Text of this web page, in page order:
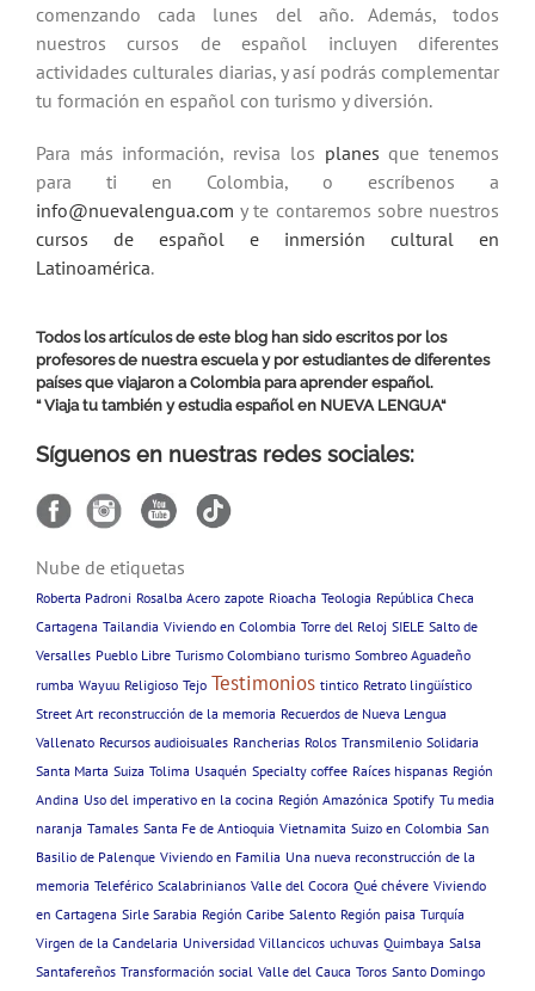
comenzando cada lunes del año. Además, todos
nuestros cursos de español incluyen diferentes
actividades culturales diarias, y así podrás complementar
tu formación en español con turismo y diversión.
Para más información, revisa los planesque tenemos
para ti en Colombia, o escríbenos a
info@nuevalengua.com y te contaremos sobre nuestros
cursos de español e inmersión cultural en
Latinoamérica.
Todos los artículos de este blog han sido escritos por los
profesores de nuestra escuela y por estudiantes de diferentes
países que viajaron a Colombia para aprender español.
“ Viaja tu también y estudia español en NUEVA LENGUA“
Síguenos en nuestras redes sociales:
Nube de etiquetas
Roberta Padroni Rosalba Acero zapote Rioacha Teologia República Checa
Cartagena Tailandia Viviendo en Colombia Torre del Reloj SIELE Salto de
Versalles Pueblo Libre Turismo Colombiano turismo Sombreo Aguadeño
rumba Wayuu Religioso Tejo Testimonios tintico Retrato lingüístico
Street Art reconstrucción de la memoria Recuerdos de Nueva Lengua
Vallenato Recursos audioisuales Rancherias Rolos Transmilenio Solidaria
Santa Marta Suiza Tolima Usaquén Specialty coffee Raíces hispanas Región
Andina Uso del imperativo en la cocina Región Amazónica Spotify Tu media
naranja Tamales Santa Fe de Antioquia Vietnamita Suizo en Colombia San
Basilio de Palenque Viviendo en Familia Una nueva reconstrucción de la
memoria Teleférico Scalabrinianos Valle del Cocora Qué chévere Viviendo
en Cartagena Sirle Sarabia Región Caribe Salento Región paisa Turquía
Virgen de la Candelaria Universidad Villancicos uchuvas Quimbaya Salsa
Santafereños Transformación social Valle del Cauca Toros Santo Domingo